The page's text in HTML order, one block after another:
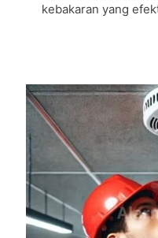
kebakaran yang